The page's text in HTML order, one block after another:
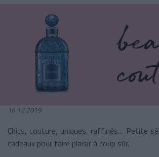
16.12.2019
Chics, couture, uniques, raffinés… Petite
cadeaux pour faire plaisir à coup sûr.